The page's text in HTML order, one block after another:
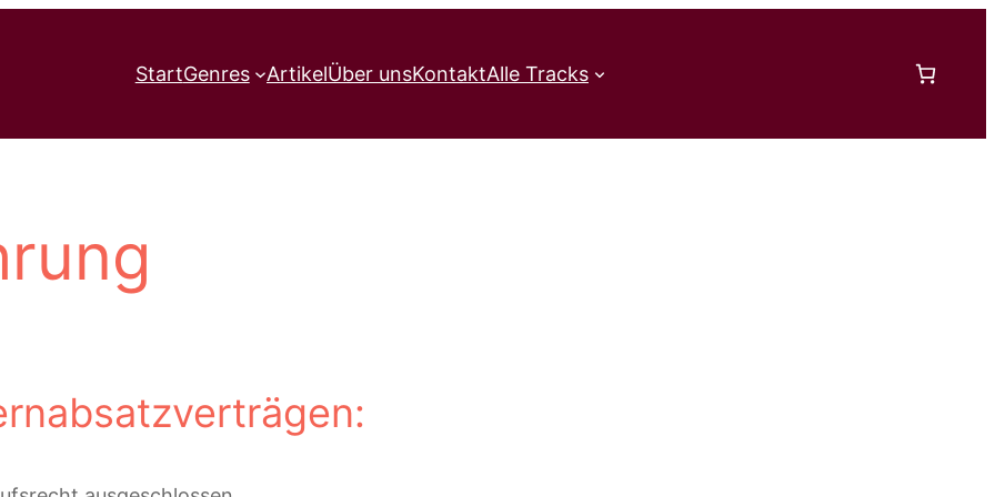
StartGenres ArtikelÜber unsKontaktAlle Tracks